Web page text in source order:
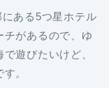
ある5つ星ホテル
チがあるので、ゆ
遊びたいけど、
。